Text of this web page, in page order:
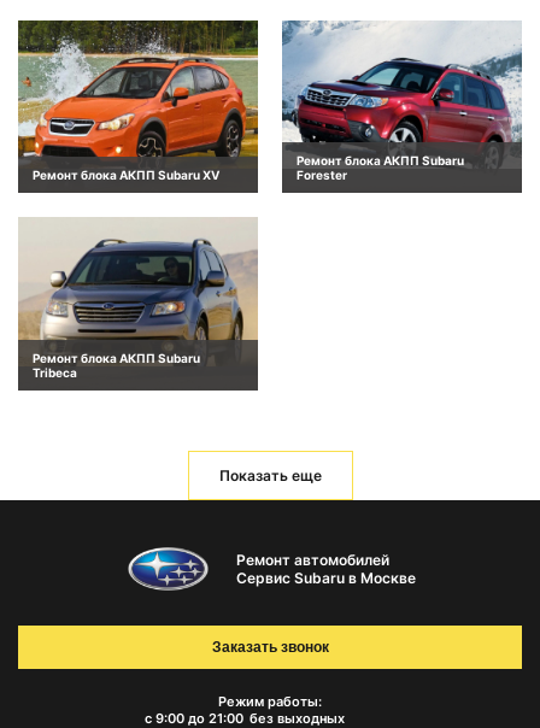
Ремонт блока АКПП Subaru XV
Ремонт блока АКПП Subaru
Forester
Ремонт блока АКПП Subaru
Tribeca
Показать еще
Ремонт автомобилей
Сервис Subaru в Москве
Режим работы:
с 9:00 до 21:00 без выходных
Заказать звонок